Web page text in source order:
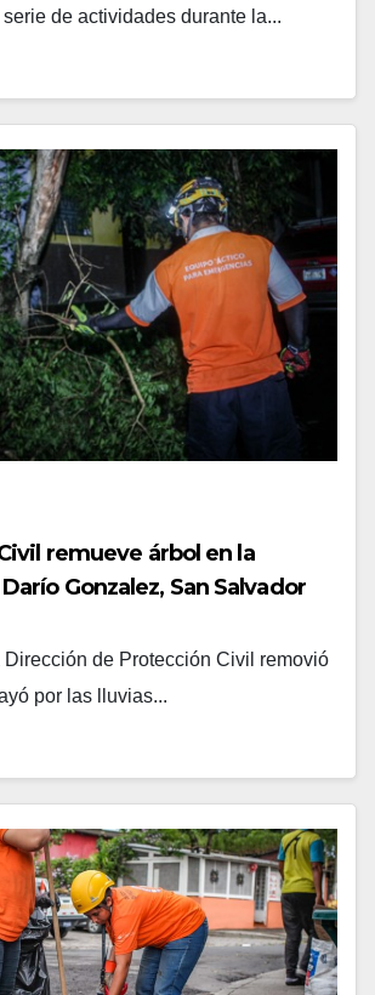
de actividades durante la...
remueve árbol en la
Gonzalez, San Salvador
Dirección de Protección Civil removió
por las lluvias...